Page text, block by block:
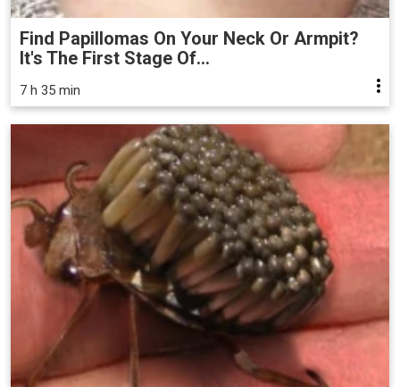
Find Papillomas On Your Neck Or Armpit?
It's The First Stage Of...
7 h 35 min